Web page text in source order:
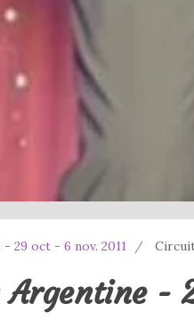
29 oct - 6 nov. 2011
Argentine -